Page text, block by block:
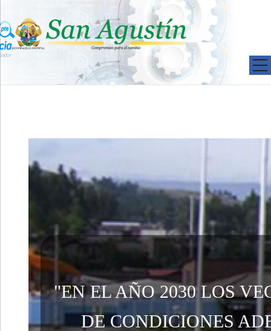
Pasar al contenido principal
"EN EL AÑO 2030 LOS
DE CONDICIONES